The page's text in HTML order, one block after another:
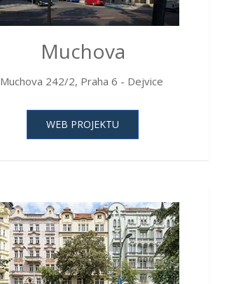
Muchova
Muchova 242/2, Praha 6 - Dejvice
WEB PROJEKTU